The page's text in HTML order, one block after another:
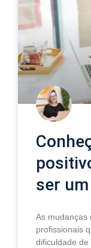
ser
As mudanças
profissionais
dificuldade